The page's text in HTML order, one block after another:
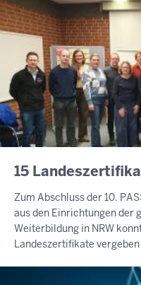
INHALTSSEITE
15
Zum Abschluss der 10.
aus den Einrichtungen der
Weiterbildung in NRW
Landeszertifikate